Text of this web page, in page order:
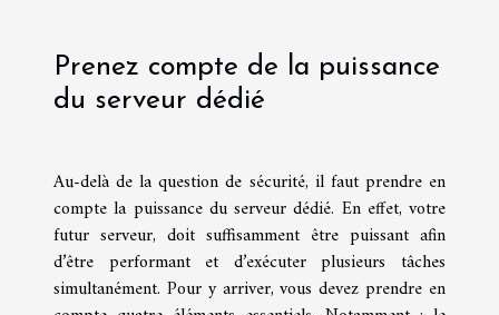
Prenez compte de la puissance
du serveur dédié
Au-delà de la question de sécurité, il faut prendre en
compte la puissance du serveur dédié. En effet, votre
futur serveur, doit suffisamment être puissant afin
d’être performant et d’exécuter plusieurs tâches
simultanément. Pour y arriver, vous devez prendre en